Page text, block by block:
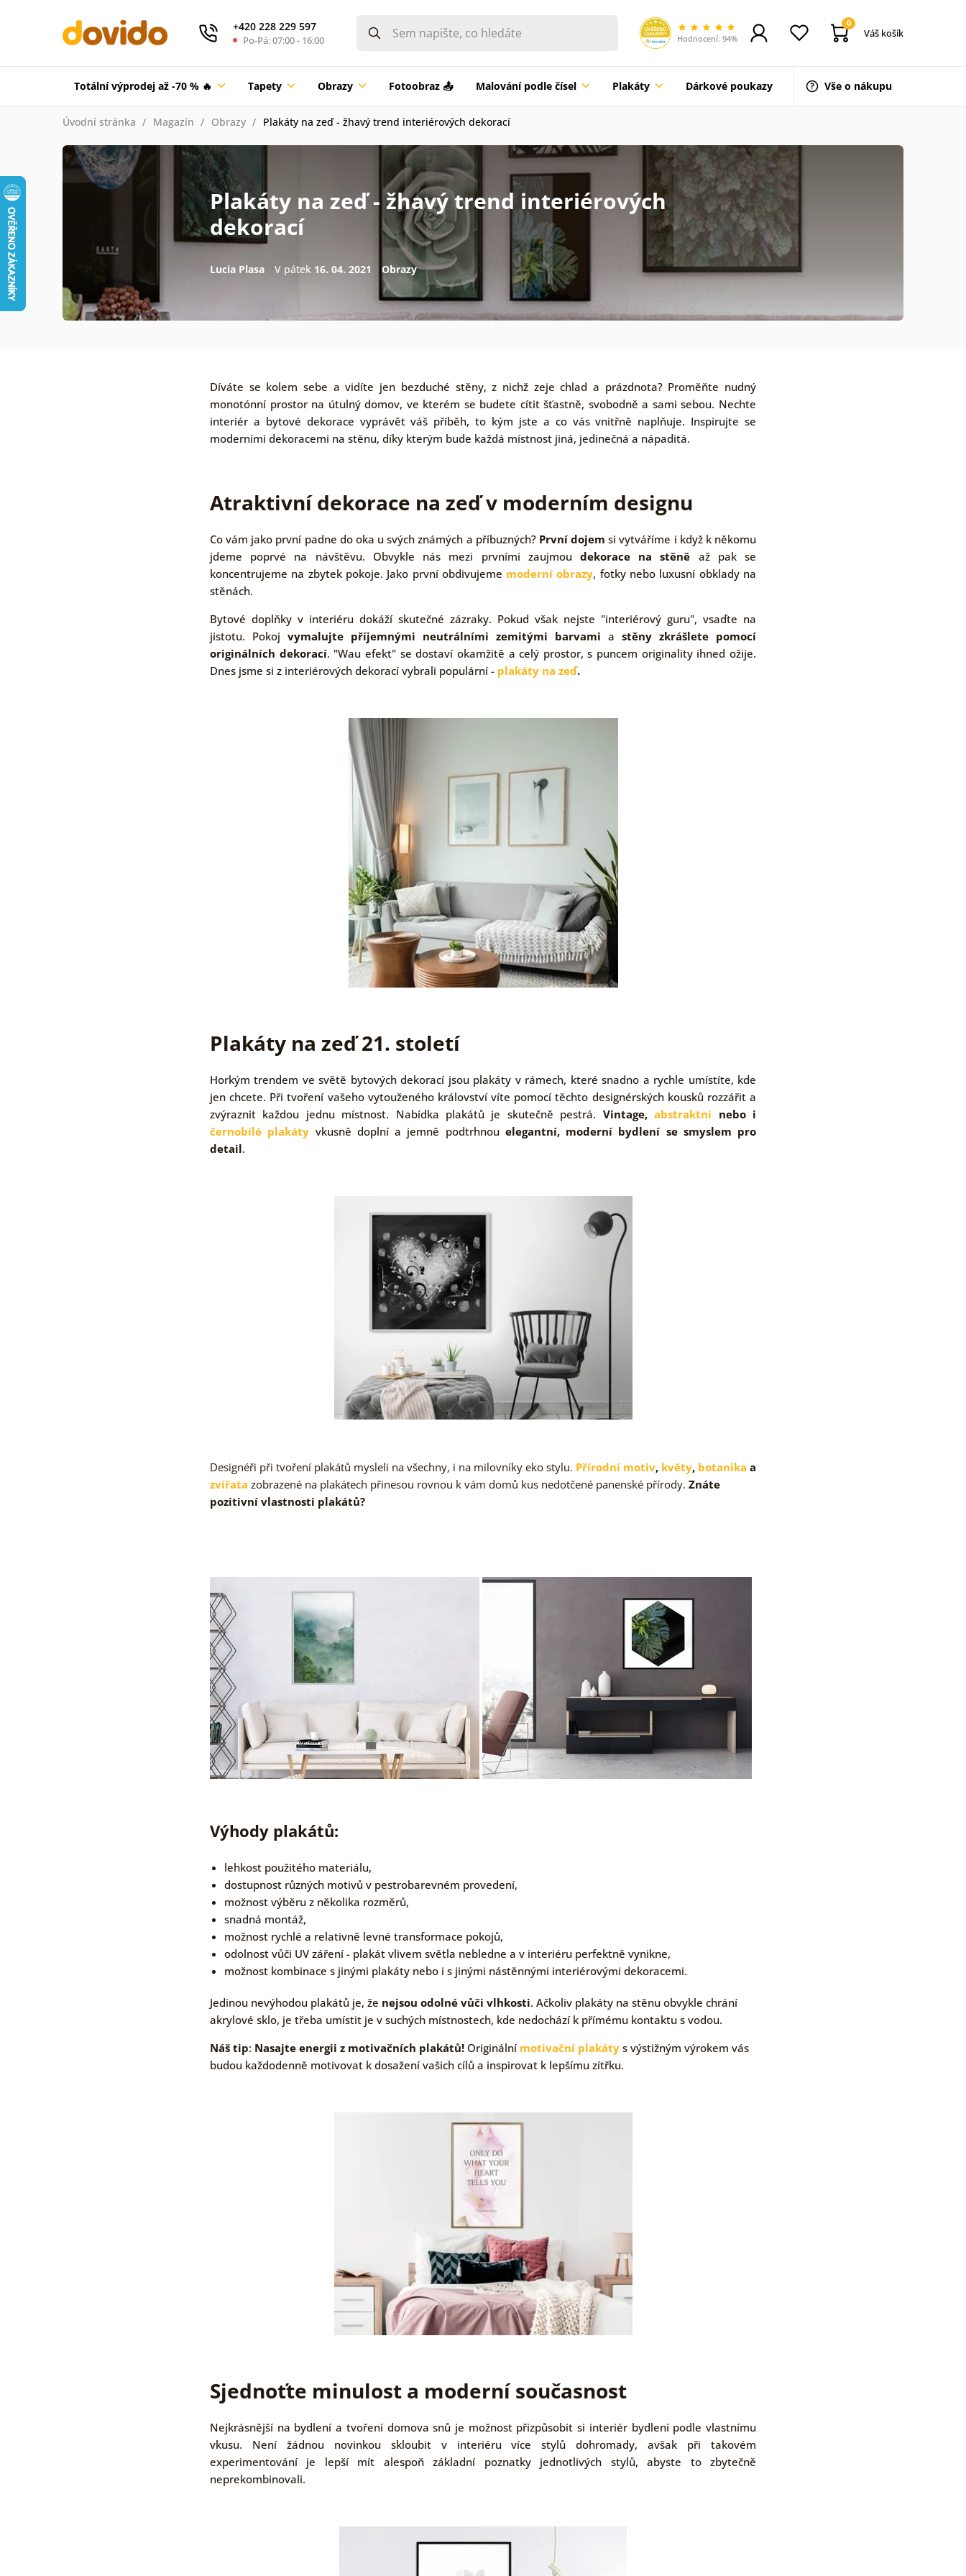
+420 228 229 597
Po-Pá: 07:00 - 16:00 Hodnocení: 94%
0
Váš košík
Totální výprodej až -70 % 🔥 Tapety Obrazy Fotoobraz 📤 Malování podle čísel Plakáty Dárkové poukazy Vše o nákupu
Úvodní stránka Magazín Obrazy Plakáty na zeď - žhavý trend interiérových dekorací
Plakáty na zeď - žhavý trend interiérových
dekorací
Lucia Plasa V pátek 16. 04. 2021 Obrazy
Díváte se kolem sebe a vidíte jen bezduché stěny, z nichž zeje chlad a prázdnota? Proměňte nudný
monotónní prostor na útulný domov, ve kterém se budete cítit šťastně, svobodně a sami sebou. Nechte
interiér a bytové dekorace vyprávět váš příběh, to kým jste a co vás vnitřně naplňuje. Inspirujte se
moderními dekoracemi na stěnu, díky kterým bude každá místnost jiná, jedinečná a nápaditá.
Atraktivní dekorace na zeď v moderním designu
Co vám jako první padne do oka u svých známých a příbuzných? První dojem si vytváříme i když k někomu
jdeme poprvé na návštěvu. Obvykle nás mezi prvními zaujmou dekorace na stěně až pak se
koncentrujeme na zbytek pokoje. Jako první obdivujeme moderní obrazy, fotky nebo luxusní obklady na
stěnách.
Bytové doplňky v interiéru dokáží skutečné zázraky. Pokud však nejste "interiérový guru", vsaďte na
jistotu. Pokoj vymalujte příjemnými neutrálními zemitými barvami a stěny zkrášlete pomocí
originálních dekorací. "Wau efekt" se dostaví okamžitě a celý prostor, s puncem originality ihned ožije.
Dnes jsme si z interiérových dekorací vybrali populární - plakáty na zeď.
Plakáty na zeď 21. století
Horkým trendem ve světě bytových dekorací jsou plakáty v rámech, které snadno a rychle umístíte, kde
jen chcete. Při tvoření vašeho vytouženého království víte pomocí těchto designérských kousků rozzářit a
zvýraznit každou jednu místnost. Nabídka plakátů je skutečně pestrá. Vintage,abstraktní nebo i
černobílé plakáty vkusně doplní a jemně podtrhnou elegantní, moderní bydlení se smyslem pro
detail.
Designéři při tvoření plakátů mysleli na všechny, i na milovníky eko stylu. Přírodní motiv, květy, botanika a
zvířata zobrazené na plakátech přinesou rovnou k vám domů kus nedotčené panenské přírody. Znáte
pozitivní vlastnosti plakátů?
Výhody plakátů:
lehkost použitého materiálu,
dostupnost různých motivů v pestrobarevném provedení,
možnost výběru z několika rozměrů,
snadná montáž,
možnost rychlé a relativně levné transformace pokojů,
odolnost vůči UV záření - plakát vlivem světla nebledne a v interiéru perfektně vynikne,
možnost kombinace s jinými plakáty nebo i s jinými nástěnnými interiérovými dekoracemi.
Jedinou nevýhodou plakátů je, že nejsou odolné vůči vlhkosti. Ačkoliv plakáty na stěnu obvykle chrání
akrylové sklo, je třeba umístit je v suchých místnostech, kde nedochází k přímému kontaktu s vodou.
Náš tip: Nasajte energii z motivačních plakátů! Originální motivační plakáty s výstižným výrokem vás
budou každodenně motivovat k dosažení vašich cílů a inspirovat k lepšímu zítřku.
Sjednoťte minulost a moderní současnost
Nejkrásnější na bydlení a tvoření domova snů je možnost přizpůsobit si interiér bydlení podle vlastnímu
vkusu. Není žádnou novinkou skloubit v interiéru více stylů dohromady, avšak při takovém
experimentování je lepší mít alespoň základní poznatky jednotlivých stylů, abyste to zbytečně
neprekombinovali.